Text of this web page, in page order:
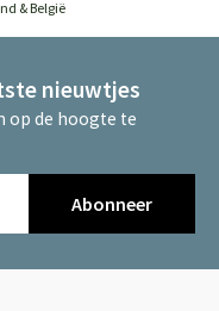
& België
nieuwtjes
op de hoogte te
Abonneer